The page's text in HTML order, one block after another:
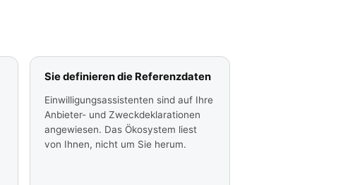
Sie definieren die Referenzdaten
Einwilligungsassistenten sind auf Ihre
Anbieter- und Zweckdeklarationen
angewiesen. Das Ökosystem liest
von Ihnen, nicht um Sie herum.